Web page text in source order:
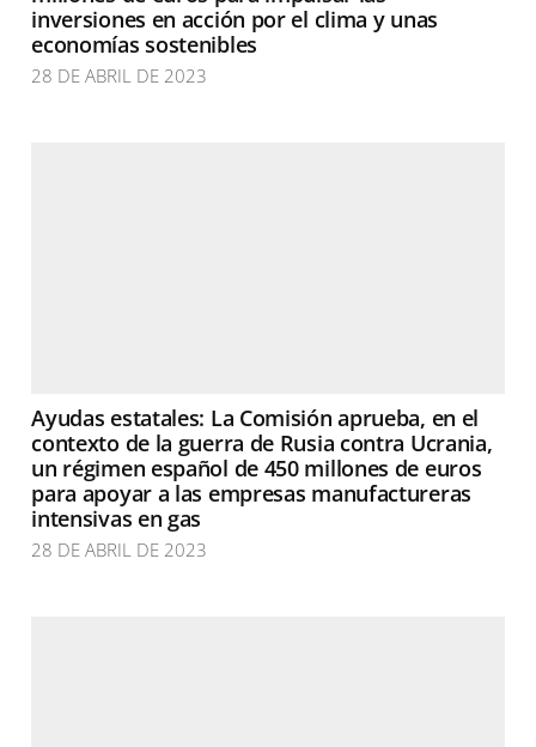
inversiones en acción por el clima y unas
economías sostenibles
28 DE ABRIL DE 2023
Ayudas estatales: La Comisión aprueba, en el
contexto de la guerra de Rusia contra Ucrania,
un régimen español de 450 millones de euros
para apoyar a las empresas manufactureras
intensivas en gas
28 DE ABRIL DE 2023